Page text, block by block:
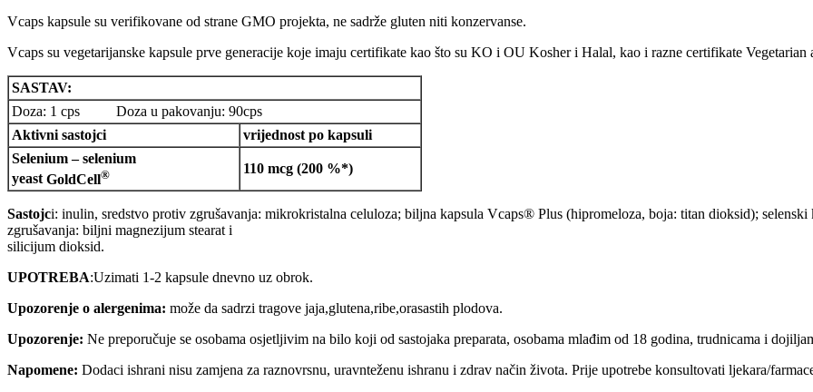
Vcaps kapsule su verifikovane od strane GMO projekta, ne sadrže gluten niti konzervanse.
Vcaps su vegetarijanske kapsule prve generacije koje imaju certifikate kao što su KO i OU Kosher i Halal, kao i razne certifikate Vegetarian
SASTAV:
Doza: 1 cps Doza u pakovanju: 90cps
Aktivni sastojci
vrijednost po kapsuli
Selenium – selenium
yeastGoldCell® 110 mcg (200 %*)
Sastojci: inulin, sredstvo protiv zgrušavanja: mikrokristalna celuloza; biljna kapsula Vcaps® Plus (hipromeloza, boja: titan dioksid);
zgrušavanja: biljni magnezijum stearat i
silicijum dioksid.
UPOTREBA:Uzimati 1-2 kapsule dnevno uz obrok.
Upozorenje o alergenima: može da sadrzi tragove jaja,glutena,ribe,orasastih plodova.
Upozorenje: Ne preporučuje se osobama osjetljivim na bilo koji od sastojaka preparata, osobama mlađim od 18 godina, trudnicama i
Napomene: Dodaci ishrani nisu zamjena za raznovrsnu, uravnteženu ishranu i zdrav način života. Prije upotrebe konsultovati ljekara/